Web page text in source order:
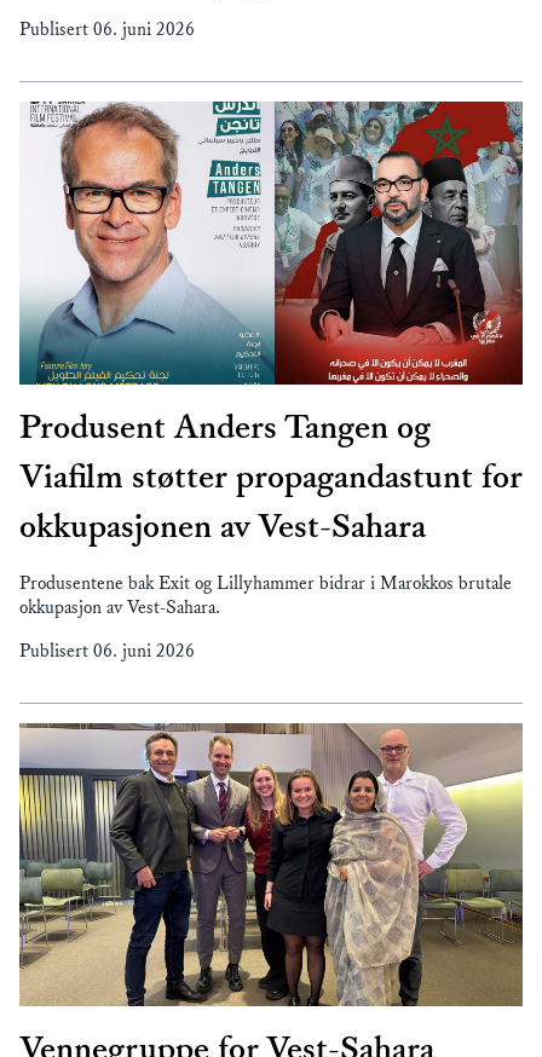
Publisert 06. juni 2026
Produsent Anders Tangen og
Viafilm støtter propagandastunt for
okkupasjonen av Vest-Sahara
Produsentene bak Exit og Lillyhammer bidrar i Marokkos brutale
okkupasjon av Vest-Sahara.
Publisert 06. juni 2026